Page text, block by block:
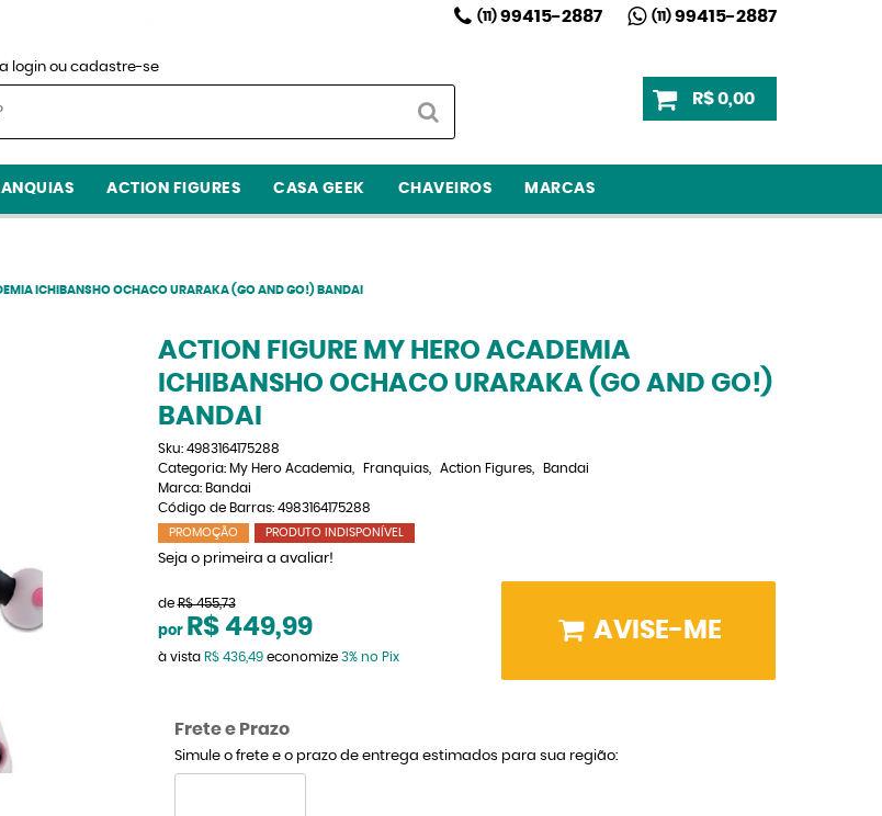
(11)99415-2887 (11)99415-2887
login ou cadastre-se
R$ 0,00
ACTION FIGURES CASA GEEK CHAVEIROS MARCAS
ICHIBANSHO OCHACO URARAKA (GO AND GO!) BANDAI
ACTION FIGURE MY HERO ACADEMIA
ICHIBANSHO OCHACO URARAKA (GO AND GO!)
BANDAI
Sku: 4983164175288
Categoria: My Hero Academia Franquias Action Figures
Bandai
Marca: Bandai
Código de Barras: 4983164175288
PROMOÇÃO PRODUTO INDISPONÍVEL
Seja o primeira a avaliar!
de R$ 455,73
por R$ 449,99
à vista R$ 436,49economize 3% no Pix
AVISE-ME
Frete e Prazo
Simule o frete e o prazo de entrega estimados para sua região: